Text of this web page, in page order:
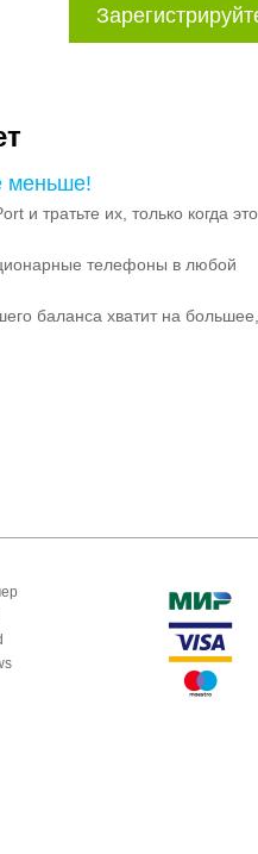
меньше!
и тратьте их, только когда это
телефоны в любой
баланса хватит на большее,